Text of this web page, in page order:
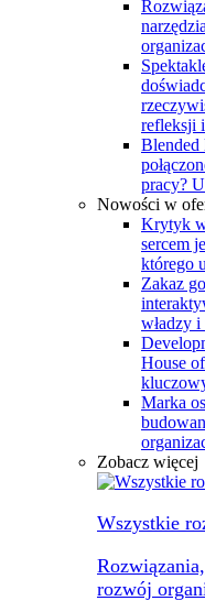
refleksji i
Blended
pracy?
Nowości w
Krytyk
sercem
którego
Zakaz
władzy
House
Marka
Zobacz więcej
Wszystkie
rozwój